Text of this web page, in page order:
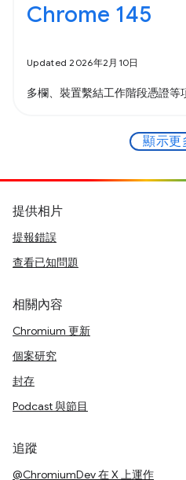
Chrome 145
Updated 2026年2月10日
多欄、裝置繫結工作階段憑證等
顯示更
提供相片
提報錯誤
查看已知問題
相關內容
Chromium 更新
個案研究
封存
Podcast 與節目
追蹤
@ChromiumDev 在 X 上運作